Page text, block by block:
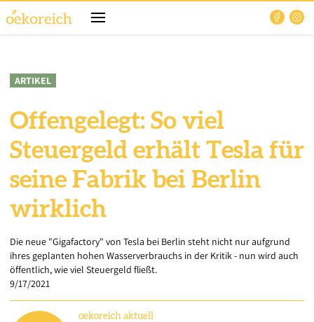
ARTIKEL
Offengelegt: So viel
Steuergeld erhält Tesla für
seine Fabrik bei Berlin
wirklich
Die neue "Gigafactory" von Tesla bei Berlin steht nicht nur aufgrund
ihres geplanten hohen Wasserverbrauchs in der Kritik - nun wird auch
öffentlich, wie viel Steuergeld fließt.
9/17/2021
oekoreich aktuell